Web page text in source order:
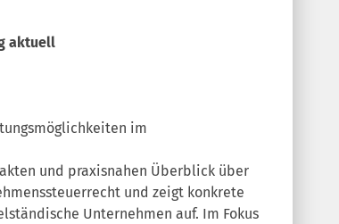
aktuell
im
und praxisnahen Überblick über
und zeigt konkrete
Unternehmen auf. Im Fokus